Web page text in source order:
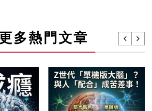
更多熱門文章